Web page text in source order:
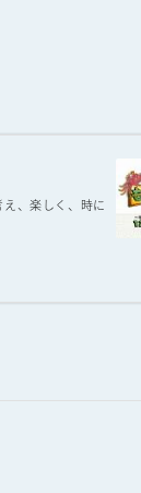
、楽しく、時に